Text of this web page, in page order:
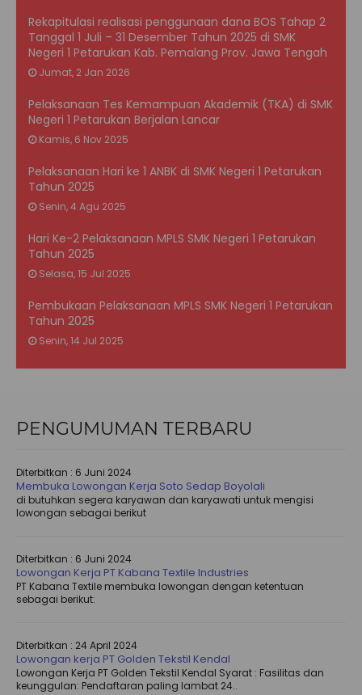
Rekapitulasi realisasi penggunaan dana BOS Tahap 2
Tanggal 1 Juli – 31 Desember Tahun 2025 di SMK
Negeri 1 Petarukan Kab. Pemalang Prov. Jawa Tengah
Jumat, 2 Jan 2026
Pelaksanaan Tes Kemampuan Akademik (TKA) di SMK
Negeri 1 Petarukan Berjalan Lancar
Kamis, 6 Nov 2025
Pelaksanaan Hari ke 1 ANBK di SMK Negeri 1 Petarukan
Tahun 2025
Senin, 4 Agu 2025
Hari Ke-2 Pelaksanaan MPLS SMK Negeri 1 Petarukan
Tahun 2025
Selasa, 15 Jul 2025
Pembukaan Pelaksanaan MPLS SMK Negeri 1 Petarukan
Tahun 2025
Senin, 14 Jul 2025
PENGUMUMAN TERBARU
Diterbitkan : 6 Juni 2024
Membuka Lowongan Kerja Soto Sedap Boyolali
di butuhkan segera karyawan dan karyawati untuk mengisi
lowongan sebagai berikut
Diterbitkan : 6 Juni 2024
Lowongan Kerja PT Kabana Textile Industries
PT Kabana Textile membuka lowongan dengan ketentuan
sebagai berikut:
Diterbitkan : 24 April 2024
Lowongan kerja PT Golden Tekstil Kendal
Lowongan Kerja PT Golden Tekstil Kendal Syarat : Fasilitas dan
keunggulan: Pendaftaran paling lambat 24..